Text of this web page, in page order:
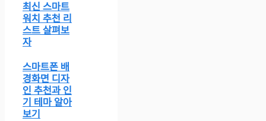
최신 스마트
워치 추천 리
스트 살펴보
자
스마트폰 배
경화면 디자
인 추천과 인
기 테마 알아
보기